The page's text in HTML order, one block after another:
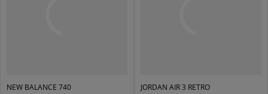
NEW BALANCE 740
JORDAN AIR 3 RETRO